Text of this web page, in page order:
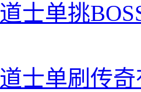
道士单挑
道士单刷传